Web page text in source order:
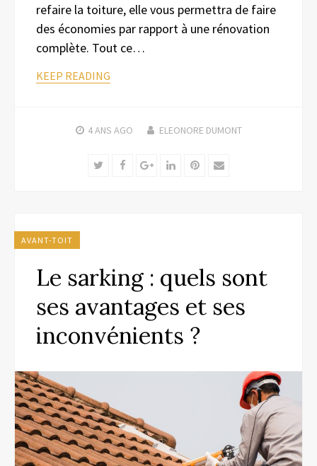
refaire la toiture, elle vous permettra de faire
des économies par rapport à une rénovation
complète. Tout ce…
KEEP READING
4 ANS AGO ELEONORE DUMONT
TwitterFacebookGoogle+LinkedInPinterest
Email
AVANT-TOIT
Le sarking : quels sont
ses avantages et ses
inconvénients ?